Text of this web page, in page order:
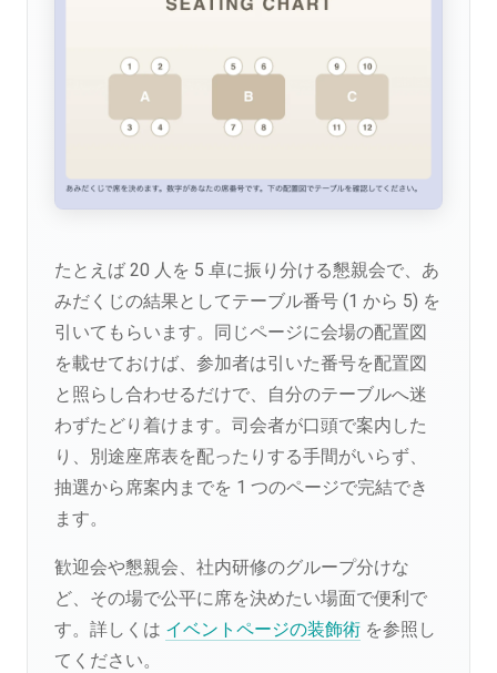
たとえば 20 人を 5 卓に振り分ける懇親会で、あ
みだくじの結果としてテーブル番号 (1 から 5) を
引いてもらいます。同じページに会場の配置図
を載せておけば、参加者は引いた番号を配置図
と照らし合わせるだけで、自分のテーブルへ迷
わずたどり着けます。司会者が口頭で案内した
り、別途座席表を配ったりする手間がいらず、
抽選から席案内までを 1 つのページで完結でき
ます。
歓迎会や懇親会、社内研修のグループ分けな
ど、その場で公平に席を決めたい場面で便利で
す。詳しくは イベントページの装飾術 を参照し
てください。